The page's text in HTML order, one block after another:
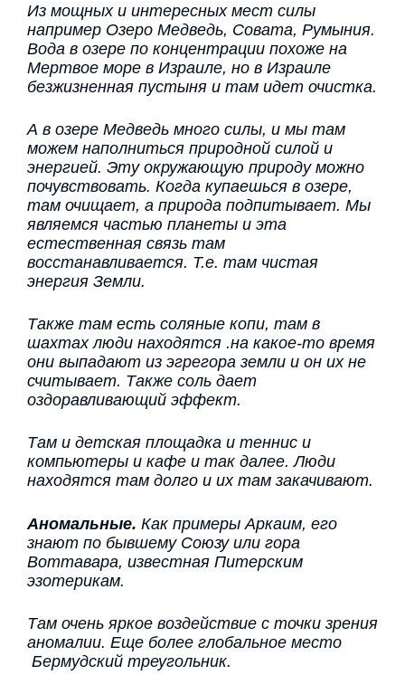
Из мощных и интересных мест силы
например Озеро Медведь, Совата, Румыния.
Вода в озере по концентрации похоже на
Мертвое море в Израиле, но в Израиле
безжизненная пустыня и там идет очистка.
А в озере Медведь много силы, и мы там
можем наполниться природной силой и
энергией. Эту окружающую природу можно
почувствовать. Когда купаешься в озере,
там очищает, а природа подпитывает. Мы
являемся частью планеты и эта
естественная связь там
восстанавливается. Т.е. там чистая
энергия Земли.
Также там есть соляные копи, там в
шахтах люди находятся .на какое-то время
они выпадают из эгрегора земли и он их не
считывает. Также соль дает
оздоравливающий эффект.
Там и детская площадка и теннис и
компьютеры и кафе и так далее. Люди
находятся там долго и их там закачивают.
Аномальные. Как примеры Аркаим, его
знают по бывшему Союзу или гора
Воттавара, известная Питерским
эзотерикам.
Там очень яркое воздействие с точки зрения
аномалии. Еще более глобальное место
Бермудский треугольник.